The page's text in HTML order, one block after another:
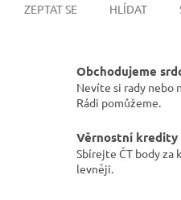
ZEPTAT SE HLÍDAT
Obchodujeme
Nevíte si rady nebo
Rádi pomůžeme.
Věrnostní kredity
Sbírejte ČT body za
levněji.